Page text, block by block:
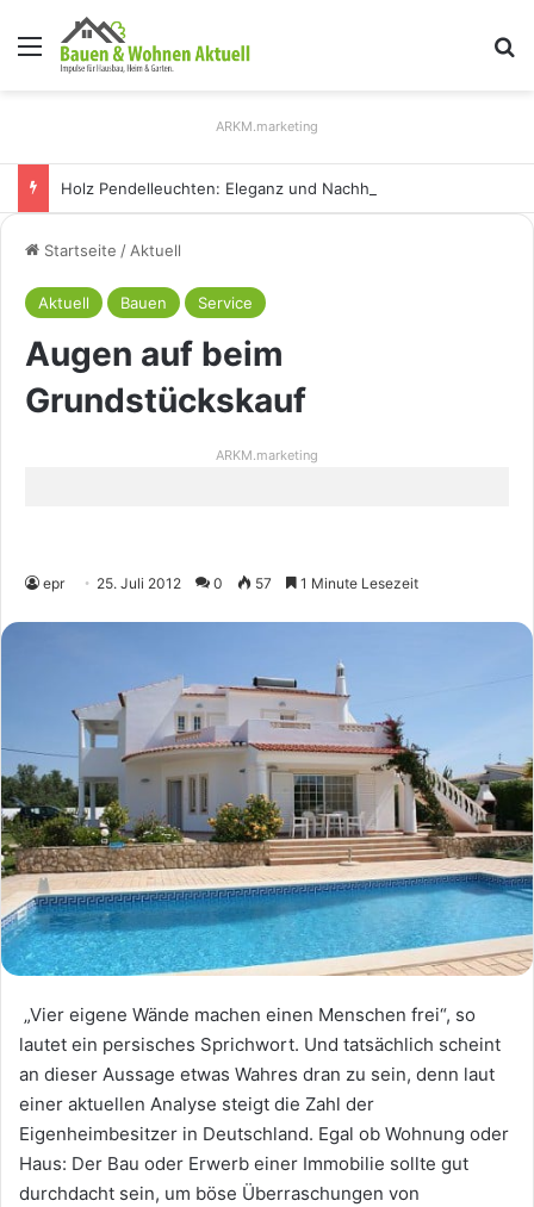
Menü
ARKM.marketing
Startseite / Aktuell
Aktuell Bauen Service
Augen auf beim
Grundstückskauf
ARKM.marketing
epr 25. Juli 2012 0 57 1 Minute Lesezeit
„Vier eigene Wände machen einen Menschen frei“, so
lautet ein persisches Sprichwort. Und tatsächlich scheint
an dieser Aussage etwas Wahres dran zu sein, denn laut
einer aktuellen Analyse steigt die Zahl der
Eigenheimbesitzer in Deutschland. Egal ob Wohnung oder
Haus: Der Bau oder Erwerb einer Immobilie sollte gut
durchdacht sein, um böse Überraschungen von